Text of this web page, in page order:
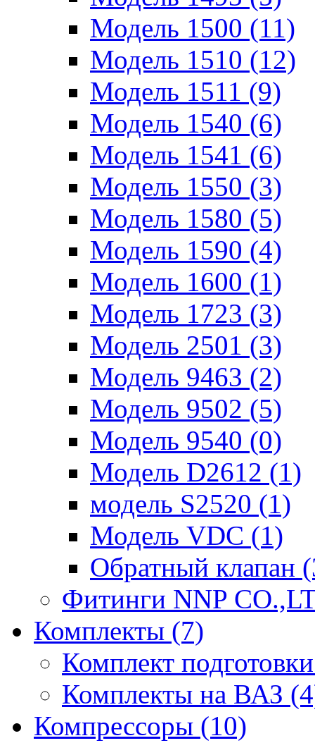
Модель 1500 (11)
Модель 1510 (12)
Модель 1511 (9)
Модель 1540 (6)
Модель 1541 (6)
Модель 1550 (3)
Модель 1580 (5)
Модель 1590 (4)
Модель 1600 (1)
Модель 1723 (3)
Модель 2501 (3)
Модель 9463 (2)
Модель 9502 (5)
Модель 9540 (0)
Модель D2612 (1)
модель S2520 (1)
Модель VDC (1)
Обратный клапан
Фитинги NNP
Комплекты (7)
Комплект
Комплекты на ВАЗ
Компрессоры (10)